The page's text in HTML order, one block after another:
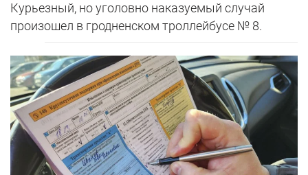
Курьезный, но уголовно наказуемый случай
произошел в гродненском троллейбусе № 8.